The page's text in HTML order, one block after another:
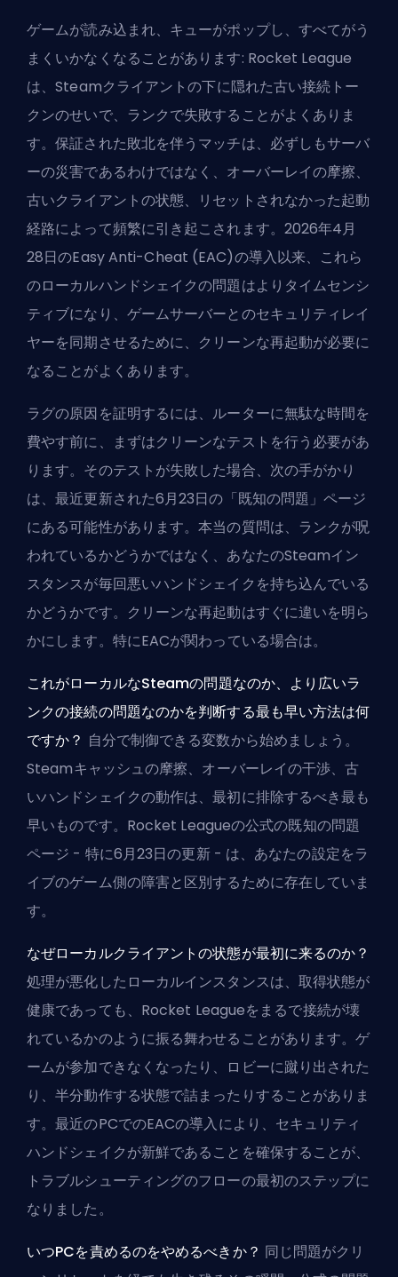
ゲームが読み込まれ、キューがポップし、すべてがう
まくいかなくなることがあります: Rocket League
は、Steamクライアントの下に隠れた古い接続トー
クンのせいで、ランクで失敗することがよくありま
す。保証された敗北を伴うマッチは、必ずしもサーバ
ーの災害であるわけではなく、オーバーレイの摩擦、
古いクライアントの状態、リセットされなかった起動
経路によって頻繁に引き起こされます。2026年4月
28日のEasy Anti-Cheat (EAC)の導入以来、これら
のローカルハンドシェイクの問題はよりタイムセンシ
ティブになり、ゲームサーバーとのセキュリティレイ
ヤーを同期させるために、クリーンな再起動が必要に
なることがよくあります。
ラグの原因を証明するには、ルーターに無駄な時間を
費やす前に、まずはクリーンなテストを行う必要があ
ります。そのテストが失敗した場合、次の手がかり
は、最近更新された6月23日の「既知の問題」ページ
にある可能性があります。本当の質問は、ランクが呪
われているかどうかではなく、あなたのSteamイン
スタンスが毎回悪いハンドシェイクを持ち込んでいる
かどうかです。クリーンな再起動はすぐに違いを明ら
かにします。特にEACが関わっている場合は。
これがローカルなSteamの問題なのか、より広いラ
ンクの接続の問題なのかを判断する最も早い方法は何
ですか？ 自分で制御できる変数から始めましょう。
Steamキャッシュの摩擦、オーバーレイの干渉、古
いハンドシェイクの動作は、最初に排除するべき最も
早いものです。Rocket Leagueの公式の既知の問題
ページ - 特に6月23日の更新 - は、あなたの設定をラ
イブのゲーム側の障害と区別するために存在していま
す。
なぜローカルクライアントの状態が最初に来るのか？
処理が悪化したローカルインスタンスは、取得状態が
健康であっても、Rocket Leagueをまるで接続が壊
れているかのように振る舞わせることがあります。ゲ
ームが参加できなくなったり、ロビーに蹴り出された
り、半分動作する状態で詰まったりすることがありま
す。最近のPCでのEACの導入により、セキュリティ
ハンドシェイクが新鮮であることを確保することが、
トラブルシューティングのフローの最初のステップに
なりました。
いつPCを責めるのをやめるべきか？ 同じ問題がクリ